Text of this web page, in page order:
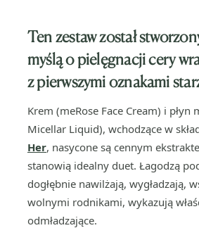
Ten zestaw został
myślą o pielęgnacji cery
z pierwszymi oznakami
Krem (meRose Face Cream) i płyn
Micellar Liquid), wchodzące w
Her, nasycone są cennym
stanowią idealny duet. Łagodzą
dogłębnie nawilżają, wygładzają,
wolnymi rodnikami, wykazują
odmładzające.